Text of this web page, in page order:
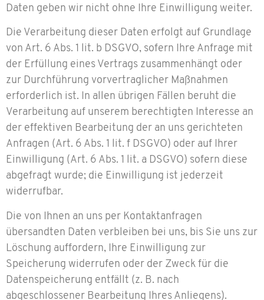
Daten geben wir nicht ohne Ihre Einwilligung weiter.
Die Verarbeitung dieser Daten erfolgt auf Grundlage
von Art. 6 Abs. 1 lit. b DSGVO, sofern Ihre Anfrage mit
der Erfüllung eines Vertrags zusammenhängt oder
zur Durchführung vorvertraglicher Maßnahmen
erforderlich ist. In allen übrigen Fällen beruht die
Verarbeitung auf unserem berechtigten Interesse an
der effektiven Bearbeitung der an uns gerichteten
Anfragen (Art. 6 Abs. 1 lit. f DSGVO) oder auf Ihrer
Einwilligung (Art. 6 Abs. 1 lit. a DSGVO) sofern diese
abgefragt wurde; die Einwilligung ist jederzeit
widerrufbar.
Die von Ihnen an uns per Kontaktanfragen
übersandten Daten verbleiben bei uns, bis Sie uns zur
Löschung auffordern, Ihre Einwilligung zur
Speicherung widerrufen oder der Zweck für die
Datenspeicherung entfällt (z. B. nach
abgeschlossener Bearbeitung Ihres Anliegens).